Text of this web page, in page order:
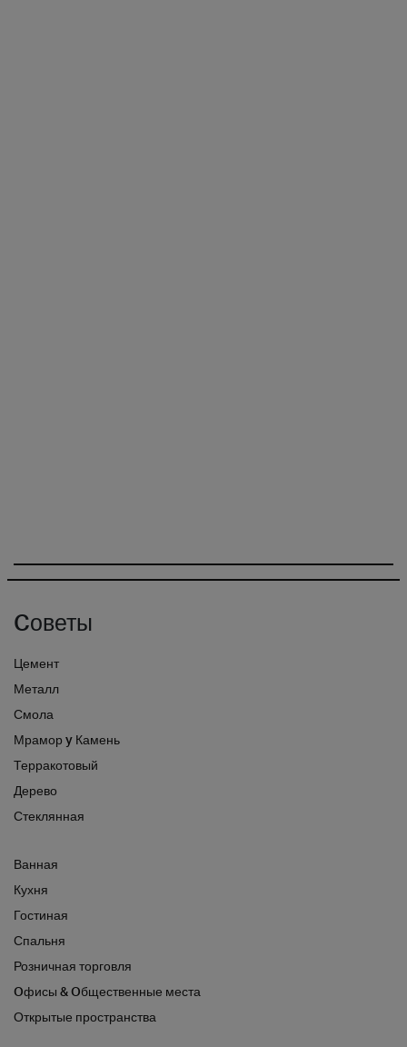
Cоветы
Цемент
Металл
Смола
Мрамор y Камень
Терракотовый
Дерево
Стеклянная
Ванная
Кухня
Гостиная
Спальня
Розничная торговля
Oфисы & Oбщественные места
Открытые пространства